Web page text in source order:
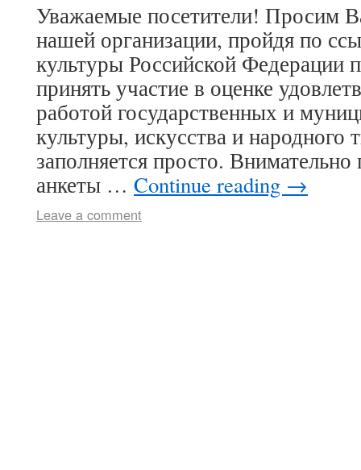
Уважаемые посетители! Просим
нашей организации, пройдя по
культуры Российской Федерации
принять участие в оценке
работой государственных и
культуры, искусства и народного
заполняется просто.
анкеты … Continue reading →
Leave a comment